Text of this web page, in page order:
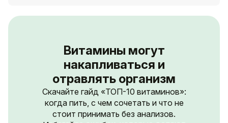
Витамины могут
накапливаться и
отравлять организм
Скачайте гайд «ТОП-10 витаминов»:
когда пить, с чем сочетать и что не
стоит принимать без анализов.